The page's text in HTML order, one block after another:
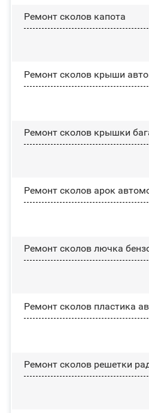
Ремонт сколов капота
Ремонт сколов крыши
Ремонт сколов крышки
Ремонт сколов арок
Ремонт сколов лючка
Ремонт сколов пластика
Ремонт сколов решетки